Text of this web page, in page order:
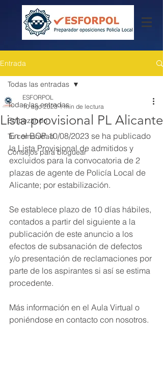
Entrada
Todas las entradas
Empezando
Tu comunidad
Consejos para bloguear
Todas las entradas
Lista provisional PL Alicante
ESFORPOL
10 ago 2023 1 min de lectura
En el BOP 10/08/2023 se ha publicado
la Lista Provisional de admitidos y
excluidos para la convocatoria de 2
plazas de agente de Policía Local de
Alicante; por estabilización.
Se establece plazo de 10 días hábiles,
contados a partir del siguiente a la
publicación de este anuncio a los
efectos de subsanación de defectos
y/o presentación de reclamaciones por
parte de los aspirantes si así se estima
procedente.
Más información en el Aula Virtual o
poniéndose en contacto con nosotros.